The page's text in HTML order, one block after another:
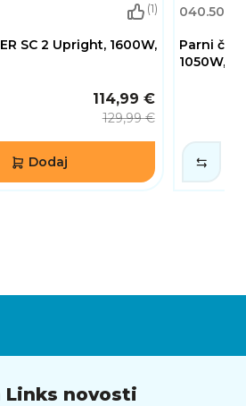
(1)
SC 2 Upright, 1600W,
114,99 €
129,99 €
Dodaj
Parni
1050W,
Links novosti